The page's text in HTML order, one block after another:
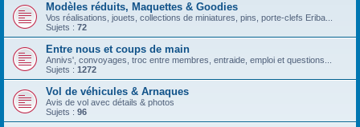
Modèles réduits, Maquettes & Goodies
Vos réalisations, jouets, collections de miniatures, pins, porte-clefs Eriba...
Sujets : 72
Entre nous et coups de main
Annivs', convoyages, troc entre membres, entraide, emploi et questions...
Sujets : 1272
Vol de véhicules & Arnaques
Avis de vol avec détails & photos
Sujets : 96